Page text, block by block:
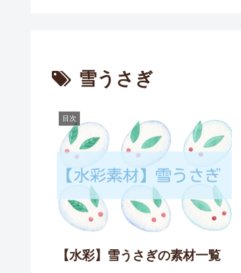
雪うさぎ
目次
【水彩】雪うさぎの素材一覧